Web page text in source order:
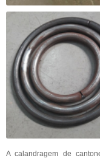
A calandragem de